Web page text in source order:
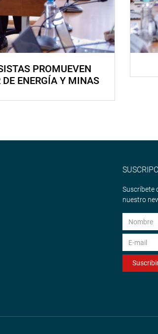
PROMUEVEN
ENERGÍA Y MINAS
Suscríbete
nuestro